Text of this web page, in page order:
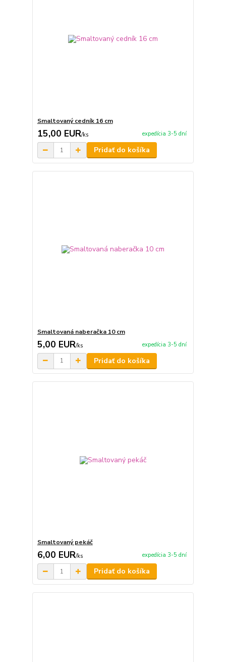
Smaltovaný cedník 16 cm
15,00 EUR/ks expedícia 3-5 dní
Pridať do košíka
Smaltovaná naberačka 10 cm
5,00 EUR/ks expedícia 3-5 dní
Pridať do košíka
Smaltovaný pekáč
6,00 EUR/ks expedícia 3-5 dní
Pridať do košíka